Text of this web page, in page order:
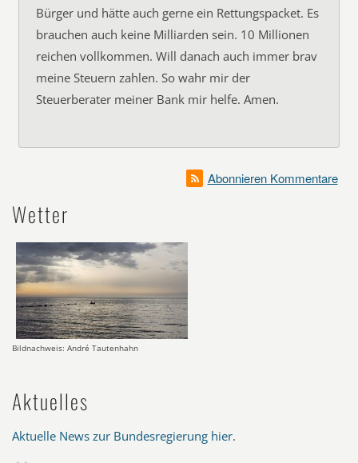
Bürger und hätte auch gerne ein Rettungspacket. Es
brauchen auch keine Milliarden sein. 10 Millionen
reichen vollkommen. Will danach auch immer brav
meine Steuern zahlen. So wahr mir der
Steuerberater meiner Bank mir helfe. Amen.
Abonnieren Kommentare
Wetter
Bildnachweis: André Tautenhahn
Aktuelles
Aktuelle News zur Bundesregierung hier.